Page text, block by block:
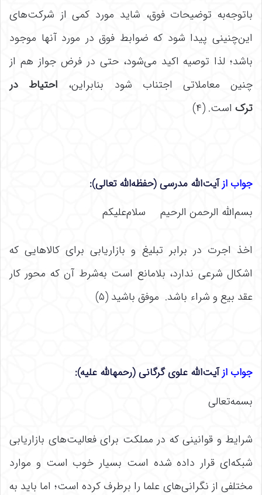
باتوجه‌به توضیحات فوق، شاید مورد کمی از شرکت‌های
این‌چنینی پیدا شود که ضوابط فوق در مورد آنها موجود
باشد؛ لذا توصیه اکید می‌شود، حتی در فرض جواز هم از
چنین معاملاتی اجتناب شود بنابراین، احتیاط در
ترک است. (۴)
جواب ازآیت‌الله مدرسی (حفظه‌الله تعالی):
بسم‌الله الرحمن الرحیم سلام‌علیکم
اخذ اجرت در برابر تبلیغ و بازاریابى براى کالاهایى که
اشکال شرعی ندارد، بلامانع است به‌شرط آن که محور کار
عقد بیع و شراء باشد. موفق باشید (۵)
جواب ازآیت‌الله علوی گرگانی (رحمهالله علیه):
بسمه‌تعالی
شرایط و قوانینی که در مملکت برای فعالیت‌های بازاریابی
شبکه‌ای قرار داده شده است بسیار خوب است و موارد
مختلفی از نگرانی‌های علما را برطرف کرده است؛ اما باید به